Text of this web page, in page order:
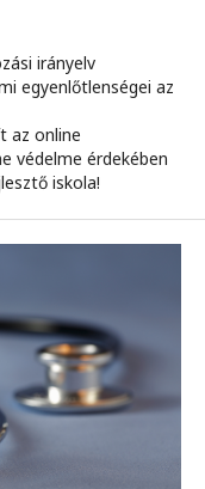
irányelv
egyenlőtlenségei az
az online
védelme érdekében
iskola!